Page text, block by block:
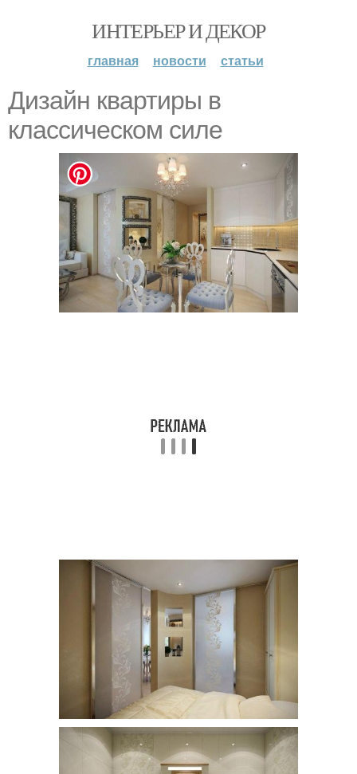
ИНТЕРЬЕР И ДЕКОР
главная новости статьи
Дизайн квартиры в
классическом силе